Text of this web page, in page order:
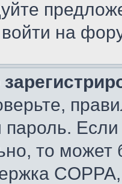
на
пароль.
то может